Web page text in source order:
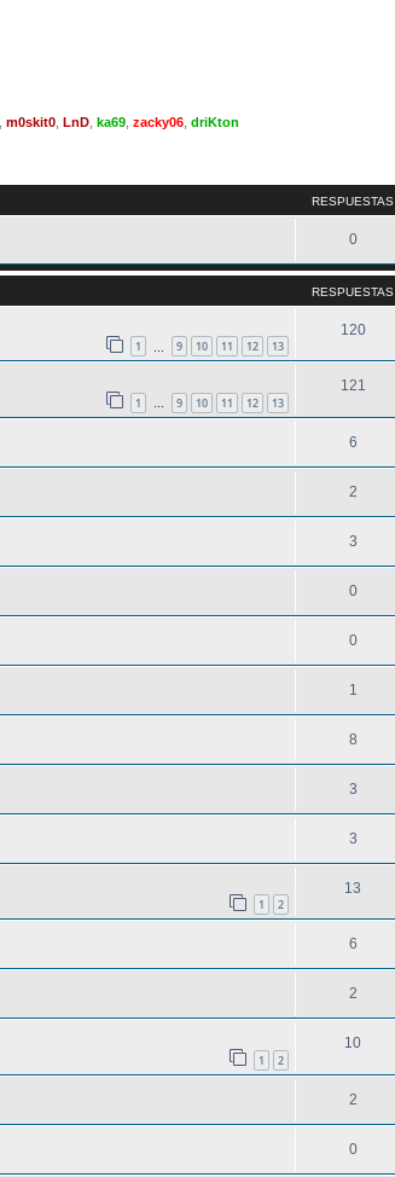
m0skit0 LnD ka69 zacky06 driKton
RESPUESTAS
0
RESPUESTAS
1 9 10 11 12 13
120
1 … 9 10 11 12 13
121
6
2
3
0
0
1
8
3
3
1 2
13
6
2
1 2
10
2
0